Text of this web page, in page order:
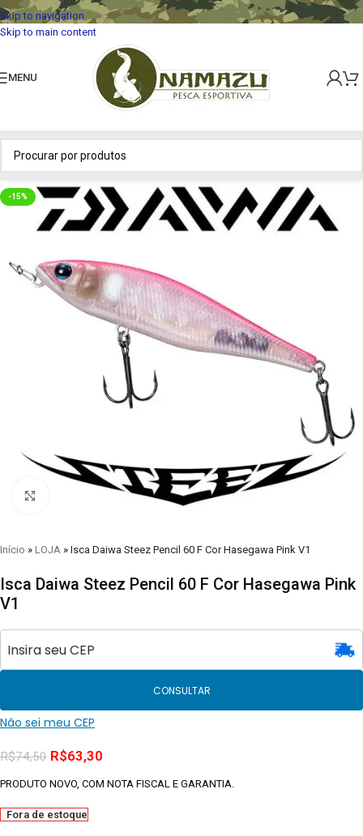
Skip to navigation
Skip to main content
MENU
-15%
Clique para visualizar
Início » LOJA » Isca Daiwa Steez Pencil 60 F Cor Hasegawa Pink V1
Isca Daiwa Steez Pencil 60 F Cor Hasegawa Pink
V1
CONSULTAR
Não sei meu CEP
R$74,50 R$63,30
PRODUTO NOVO, COM NOTA FISCAL E GARANTIA.
Fora de estoque